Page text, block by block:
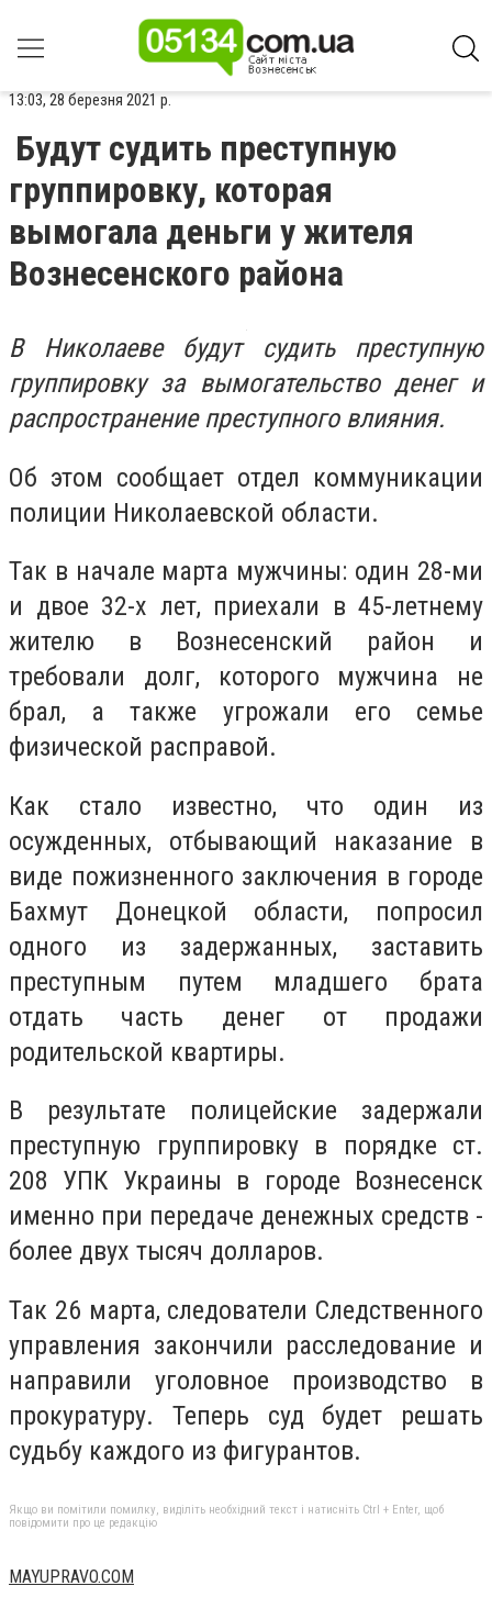
13:03, 28 березня 2021 р.
Будут судить преступную
группировку, которая
вымогала деньги у жителя
Вознесенского района
В Николаеве будут судить преступную
группировку за вымогательство денег и
распространение преступного влияния.
Об этом сообщает отдел коммуникации
полиции Николаевской области.
Так в начале марта мужчины: один 28-ми
и двое 32-х лет, приехали в 45-летнему
жителю в Вознесенский район и
требовали долг, которого мужчина не
брал, а также угрожали его семье
физической расправой.
Как стало известно, что один из
осужденных, отбывающий наказание в
виде пожизненного заключения в городе
Бахмут Донецкой области, попросил
одного из задержанных, заставить
преступным путем младшего брата
отдать часть денег от продажи
родительской квартиры.
В результате полицейские задержали
преступную группировку в порядке ст.
208 УПК Украины в городе Вознесенск
именно при передаче денежных средств -
более двух тысяч долларов.
Так 26 марта, следователи Следственного
управления закончили расследование и
направили уголовное производство в
прокуратуру. Теперь суд будет решать
судьбу каждого из фигурантов.
Якщо ви помітили помилку, виділіть необхідний текст і натисніть Ctrl + Enter, щоб
повідомити про це редакцію
MAYUPRAVO.COM